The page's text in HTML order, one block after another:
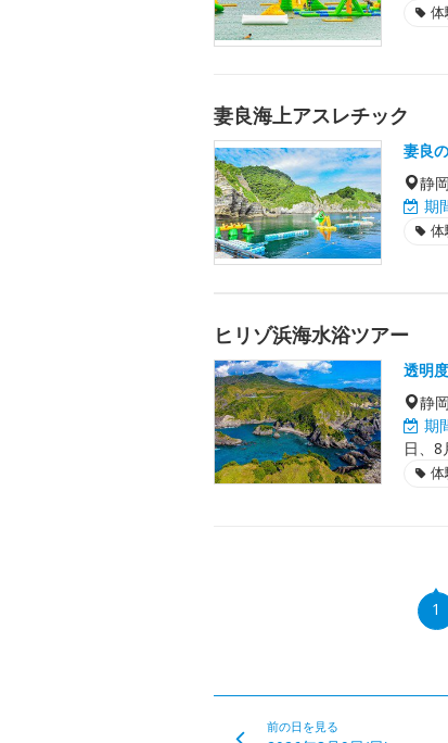
体
妻良海上アスレチック
妻良
静
期
体
ヒリゾ浜海水浴ツアー
透明
静
期
日、
体
1
前の日を見る